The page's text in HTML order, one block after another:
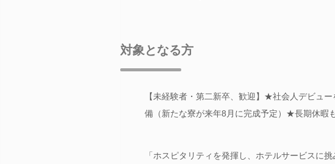
対象となる方
【未経験者・第二新卒、歓迎】★社会人デビュ
備（新たな寮が来年8月に完成予定）★長期休暇
「ホスピタリティを発揮し、ホテルサービスに挑